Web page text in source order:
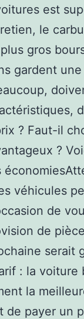
est
le
gros
gardent
? Faut-il
?
véhicules
de
de
serait
: la voiture
la
de payer un